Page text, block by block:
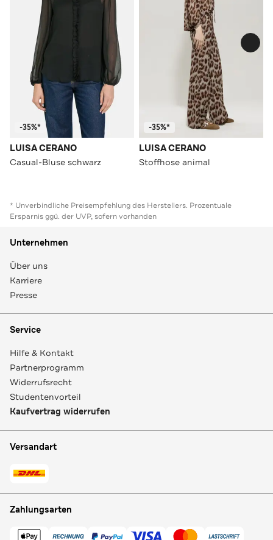
-35%*
LUISA CERANO
Casual-Bluse schwarz
-35%*
LUISA CERANO
Stoffhose animal
* Unverbindliche Preisempfehlung des Herstellers. Prozentuale
Ersparnis ggü. der UVP, sofern vorhanden
Unternehmen
Über uns
Karriere
Presse
Service
Hilfe & Kontakt
Partnerprogramm
Widerrufsrecht
Studentenvorteil
Kaufvertrag widerrufen
Versandart
Zahlungsarten